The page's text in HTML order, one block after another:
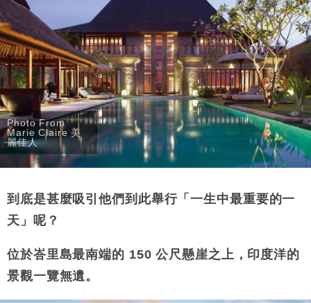
Photo From
Marie Claire 美
麗佳人
到底是甚麼吸引他們到此舉行「一生中最重要的一
天」呢？
位於峇里島最南端的 150 公尺懸崖之上，印度洋的
景觀一覽無遺。